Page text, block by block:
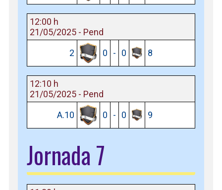
12:00 h
21/05/2025 - Pend
2
0 - 0 8
12:10 h
21/05/2025 - Pend
A.10
0 - 0 9
Jornada 7